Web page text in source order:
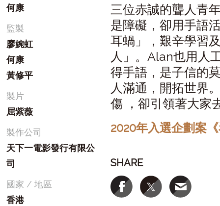
何康
監製
廖婉虹
何康
黃修平
製片
屈紫薇
製作公司
天下一電影發行有限公
司
國家 / 地區
香港
三位赤誠的聾人青
是障礙，卻用手語
耳蝸」，艱辛學習
人」。Alan也用人
得手語，是子信的
人滿通，開拓世界
傷 ，卻引領著大家
2020年入選企劃案
SHARE